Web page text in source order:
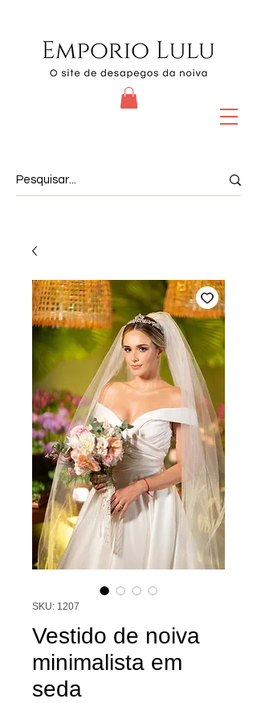
SKU: 1207
Vestido de noiva
minimalista em
seda